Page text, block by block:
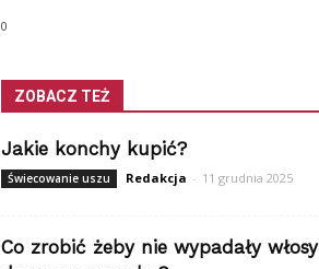
0
ZOBACZ TEŻ
Jakie konchy kupić?
Świecowanie uszu Redakcja - 11 grudnia 2025
Co zrobić żeby nie wypadały włosy